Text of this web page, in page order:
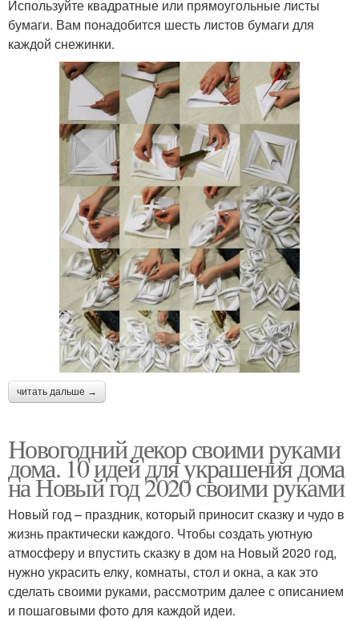
Используйте квадратные или прямоугольные листы
бумаги. Вам понадобится шесть листов бумаги для
каждой снежинки.
читать дальше →
Новогодний декор своими руками
дома. 10 идей для украшения дома
на Новый год 2020 своими руками
Новый год – праздник, который приносит сказку и чудо в
жизнь практически каждого. Чтобы создать уютную
атмосферу и впустить сказку в дом на Новый 2020 год,
нужно украсить елку, комнаты, стол и окна, а как это
сделать своими руками, рассмотрим далее с описанием
и пошаговыми фото для каждой идеи.